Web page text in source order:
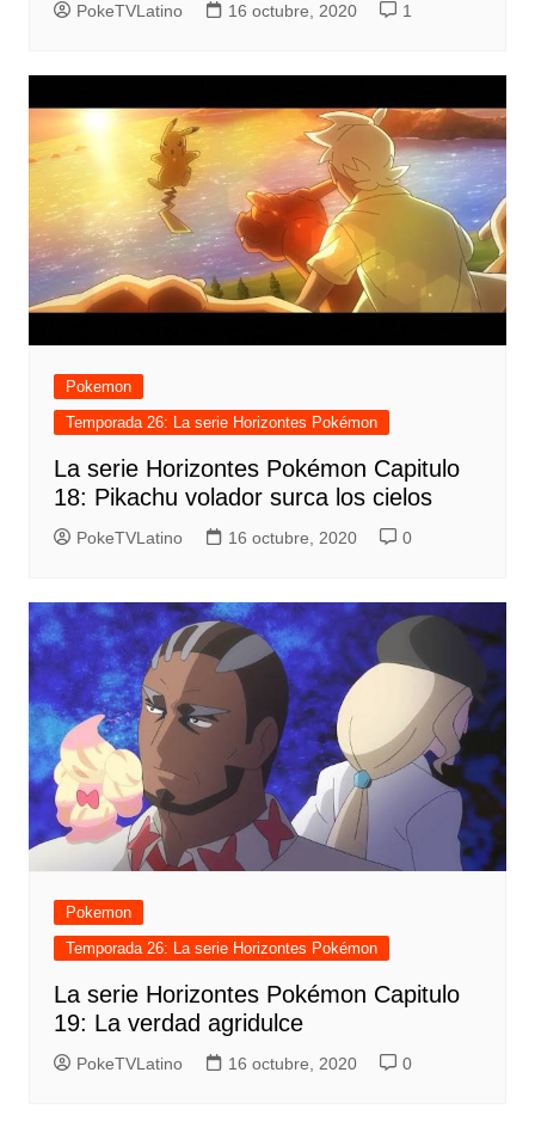
PokeTVLatino 16 octubre, 2020 1
Pokemon
Temporada 26: La serie Horizontes Pokémon
La serie Horizontes Pokémon Capitulo
18: Pikachu volador surca los cielos
PokeTVLatino 16 octubre, 2020 0
Pokemon
Temporada 26: La serie Horizontes Pokémon
La serie Horizontes Pokémon Capitulo
19: La verdad agridulce
PokeTVLatino 16 octubre, 2020 0